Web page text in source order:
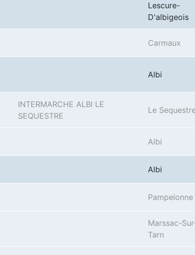
Lescure-
D'albigeois
Carmaux
Albi
INTERMARCHE ALBI LE
SEQUESTRE
Le
Albi
Albi
Pampelonne
Marssac-
Tarn